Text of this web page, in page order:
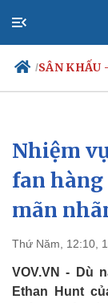
/SÂN KHẤU
Chính trị
Đảng
Tổ chức nhân sự
Quốc hội
Nhiệm
fan
mãn
Thứ Năm, 12:10,
VOV.VN - Dù
Ethan Hunt